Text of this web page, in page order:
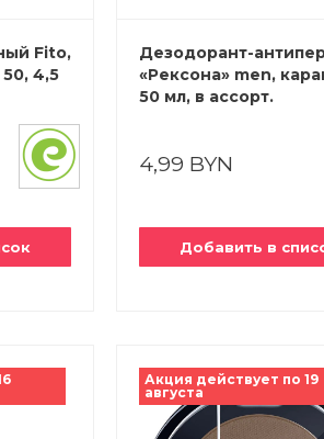
Fito,
50, 4,5
Дезодорант-
«Рексона» men,
50 мл, в ассорт.
4,99 BYN
Добавить в
Акция действует по 19
августа